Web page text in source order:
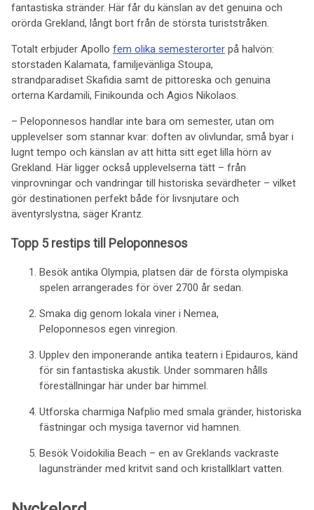
fantastiska stränder. Här får du känslan av det genuina och
orörda Grekland, långt bort från de största turiststråken.
Totalt erbjuder Apollo fem olika semesterorter på halvön:
storstaden Kalamata, familjevänliga Stoupa,
strandparadiset Skafidia samt de pittoreska och genuina
orterna Kardamili, Finikounda och Agios Nikolaos.
– Peloponnesos handlar inte bara om semester, utan om
upplevelser som stannar kvar: doften av olivlundar, små byar i
lugnt tempo och känslan av att hitta sitt eget lilla hörn av
Grekland. Här ligger också upplevelserna tätt – från
vinprovningar och vandringar till historiska sevärdheter – vilket
gör destinationen perfekt både för livsnjutare och
äventyrslystna, säger Krantz.
Topp 5 restips till Peloponnesos
Besök antika Olympia, platsen där de första olympiska
spelen arrangerades för över 2700 år sedan.
Smaka dig genom lokala viner i Nemea,
Peloponnesos egen vinregion.
Upplev den imponerande antika teatern i Epidauros, känd
för sin fantastiska akustik. Under sommaren hålls
föreställningar här under bar himmel.
Utforska charmiga Nafplio med smala gränder, historiska
fästningar och mysiga tavernor vid hamnen.
Besök Voidokilia Beach – en av Greklands vackraste
lagunstränder med kritvit sand och kristallklart vatten.